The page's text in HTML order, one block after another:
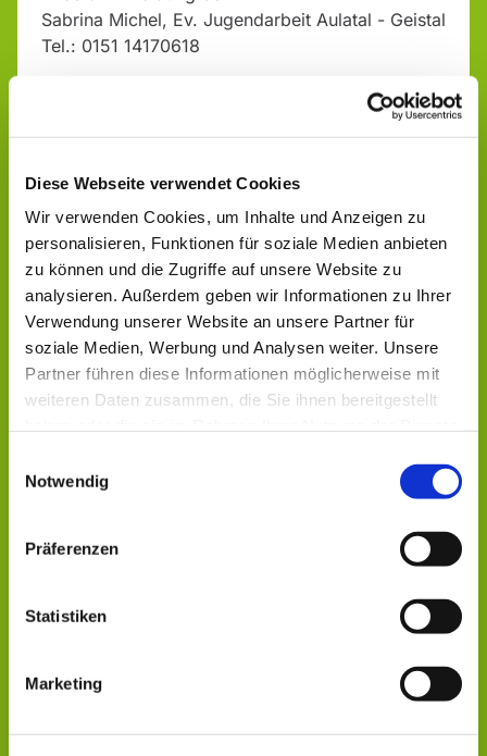
Diese Webseite verwendet Cookies
Wir verwenden Cookies, um Inhalte und Anzeigen zu
personalisieren, Funktionen für soziale Medien anbieten
zu können und die Zugriffe auf unsere Website zu
analysieren. Außerdem geben wir Informationen zu Ihrer
Verwendung unserer Website an unsere Partner für
soziale Medien, Werbung und Analysen weiter. Unsere
Partner führen diese Informationen möglicherweise mit
weiteren Daten zusammen, die Sie ihnen bereitgestellt
Notwendig
Präferenzen
Statistiken
Marketing
Sabrina Michel, Ev. Jugendarbeit Aulatal - Geistal
Tel.: 0151 14170618
Dies könnte Sie auch